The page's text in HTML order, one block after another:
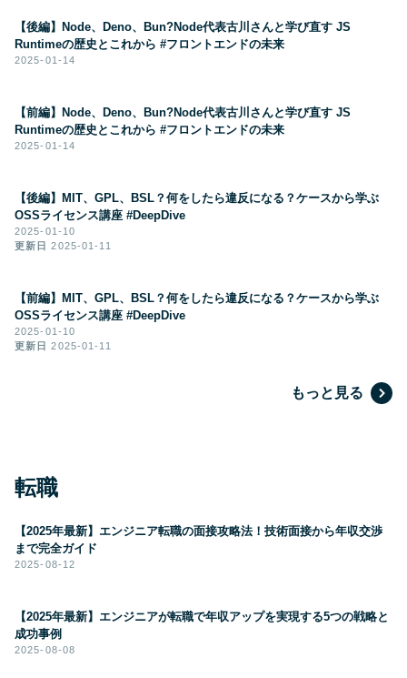
【後編】Node、Deno、Bun?Node代表古川さんと学び直す JS
Runtimeの歴史とこれから #フロントエンドの未来
2025-01-14
【前編】Node、Deno、Bun?Node代表古川さんと学び直す JS
Runtimeの歴史とこれから #フロントエンドの未来
2025-01-14
【後編】MIT、GPL、BSL？何をしたら違反になる？ケースから学ぶ
OSSライセンス講座 #DeepDive
2025-01-10
更新日2025-01-11
【前編】MIT、GPL、BSL？何をしたら違反になる？ケースから学ぶ
OSSライセンス講座 #DeepDive
2025-01-10
更新日2025-01-11
もっと見る
転職
【2025年最新】エンジニア転職の面接攻略法！技術面接から年収交渉
まで完全ガイド
2025-08-12
【2025年最新】エンジニアが転職で年収アップを実現する5つの戦略と
成功事例
2025-08-08